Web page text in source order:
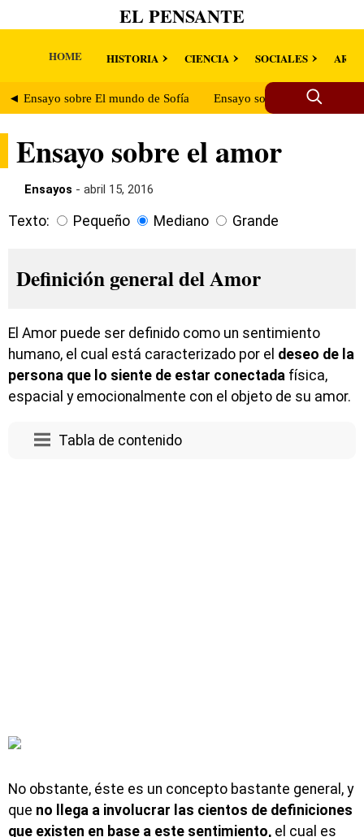
EL PENSANTE
HOME HISTORIA CIENCIA SOCIALES
◄ Ensayo sobre El mundo de Sofía Ensayo sobre las Ciencias
Ensayo sobre el amor
Ensayos - abril 15, 2016
Texto: Pequeño Mediano Grande
Definición general del Amor
El Amor puede ser definido como un sentimiento
humano, el cual está caracterizado por el deseo de la
persona que lo siente de estar conectada física,
espacial y emocionalmente con el objeto de su amor.
Tabla de contenido
No obstante, éste es un concepto bastante general, y
que no llega a involucrar las cientos de definiciones
que existen en base a este sentimiento, el cual es